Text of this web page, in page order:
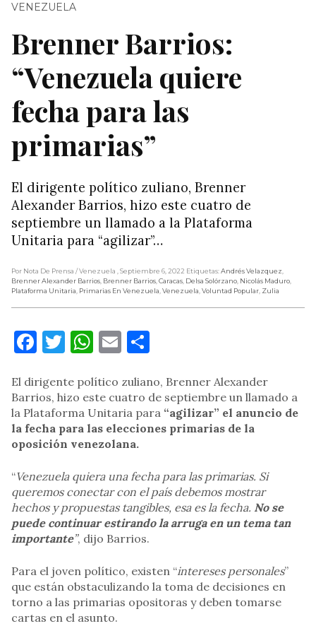
VENEZUELA
Brenner Barrios:
“Venezuela quiere
fecha para las
primarias”
El dirigente político zuliano, Brenner
Alexander Barrios, hizo este cuatro de
septiembre un llamado a la Plataforma
Unitaria para “agilizar”…
Por Nota De Prensa / Venezuela , Septiembre 6, 2022 Etiquetas:Andrés Velazquez,
Brenner Alexander Barrios, Brenner Barrios,Caracas, Delsa Solórzano, Nicolás Maduro,
Plataforma Unitaria, Primarias En Venezuela,Venezuela,Voluntad Popular, Zulia
Facebook
Twitter
WhatsApp
Email
El dirigente político zuliano, Brenner Alexander
Barrios, hizo este cuatro de septiembre un llamado a
la Plataforma Unitaria para “agilizar” el anuncio de
la fecha para las elecciones primarias de la
oposición venezolana.
“Venezuela quiera una fecha para las primarias. Si
queremos conectar con el país debemos mostrar
hechos y propuestas tangibles, esa es la fecha. No se
puede continuar estirando la arruga en un tema tan
importante”, dijo Barrios.
Para el joven político, existen “intereses personales”
que están obstaculizando la toma de decisiones en
torno a las primarias opositoras y deben tomarse
cartas en el asunto.